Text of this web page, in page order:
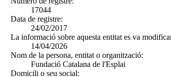
17044
Data de registre:
24/02/2017
La informació sobre aquesta entitat es va
14/04/2026
Nom de la persona, entitat o organització:
Fundació Catalana de l'Esplai
Domicili o seu social: